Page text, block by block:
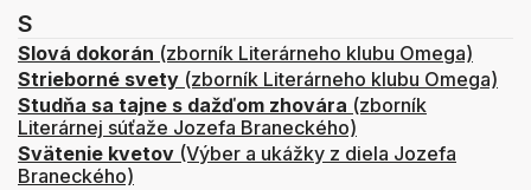
S
Slová dokorán (zborník Literárneho klubu Omega)
Strieborné svety (zborník Literárneho klubu Omega)
Studňa sa tajne s dažďom zhovára (zborník
Literárnej súťaže Jozefa Braneckého)
Svätenie kvetov (Výber a ukážky z diela Jozefa
Braneckého)